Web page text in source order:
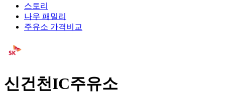
스토리
나우 패밀리
주유소 가격비교
신건천IC주유소